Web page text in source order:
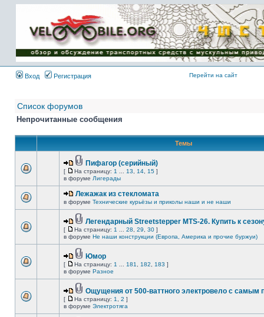
Имя пользователя:
Пароль:
{ LOG_ME_IN_SHORT
}
Вход
Регистрация Перейти на сайт
Список форумов
Непрочитанные сообщения
Темы
Пифагор (серийный)
[ На страницу: 1 13 14 15 ]
в форуме Лигерады
Лежажак из стекломата
в форуме Технические курьёзы и приколы наши и не наши
Легендарный Streetstepper MTS-26. Купить к
[ На страницу: 1 28 29 30 ]
в форуме Не наши конструкции (Европа, Америка и прочие буржуи)
Юмор
[ На страницу: 1 181 182 183 ]
в форуме Разное
Ощущения от 500-ваттного электровело с самым
[ На страницу: 1 2 ]
в форуме Электротяга